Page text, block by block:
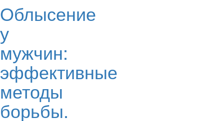
Облысение
у
мужчин:
эффективные
методы
борьбы.